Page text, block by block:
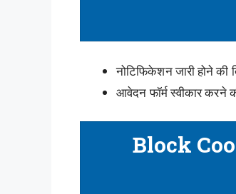
नोटिफिकेशन जारी होने
आवेदन फॉर्म स्वीकार करने
Block